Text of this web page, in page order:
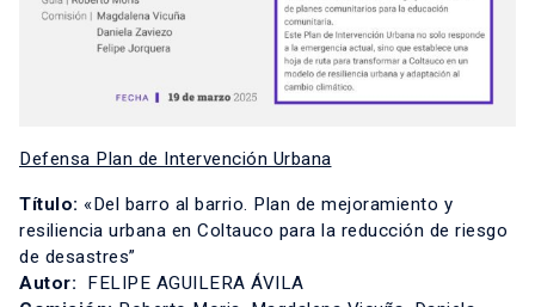
Defensa Plan de Intervención Urbana
Título: «Del barro al barrio. Plan de mejoramiento y
resiliencia urbana en Coltauco para la reducción de riesgo
de desastres”
Autor: FELIPE AGUILERA ÁVILA